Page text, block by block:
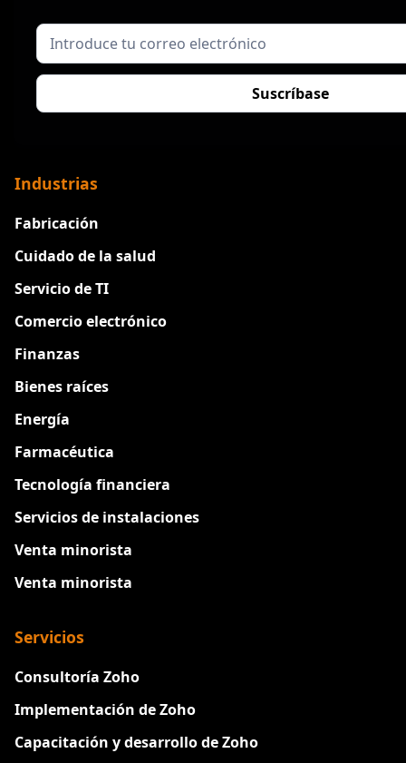
Industrias
Fabricación
Cuidado de la salud
Servicio de TI
Comercio electrónico
Finanzas
Bienes raíces
Energía
Farmacéutica
Tecnología financiera
Servicios de instalaciones
Venta minorista
Venta minorista
Servicios
Consultoría Zoho
Implementación de Zoho
Capacitación y desarrollo de Zoho